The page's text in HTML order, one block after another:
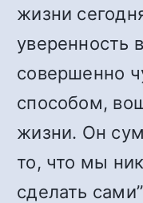
жизни
уверенность
совершенно
способом,
жизни. Он
то, что мы
сделать